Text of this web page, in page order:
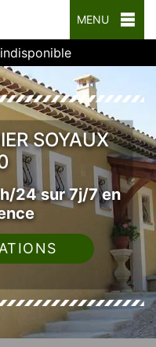
MENU
indisponible
SOYAUX
24 sur 7j/7 en